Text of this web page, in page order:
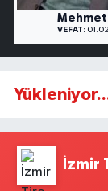
VEFAT:
İzmir